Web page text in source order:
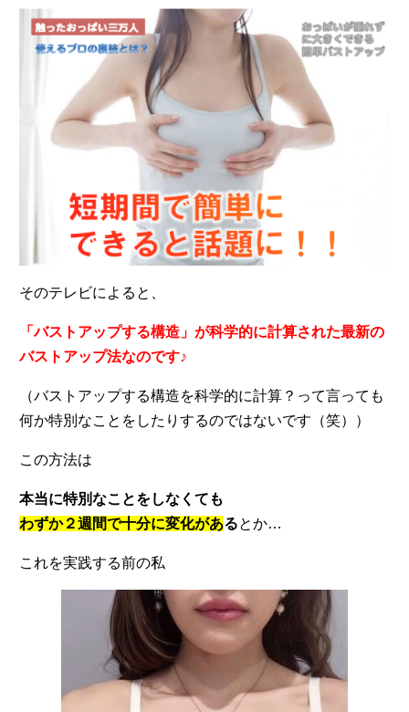
そのテレビによると、
「バストアップする構造」が科学的に計算された最新の
バストアップ法なのです♪
（バストアップする構造を科学的に計算？って言っても
何か特別なことをしたりするのではないです（笑））
この方法は
本当に特別なことをしなくても
わずか２週間で十分に変化があるとか…
これを実践する前の私